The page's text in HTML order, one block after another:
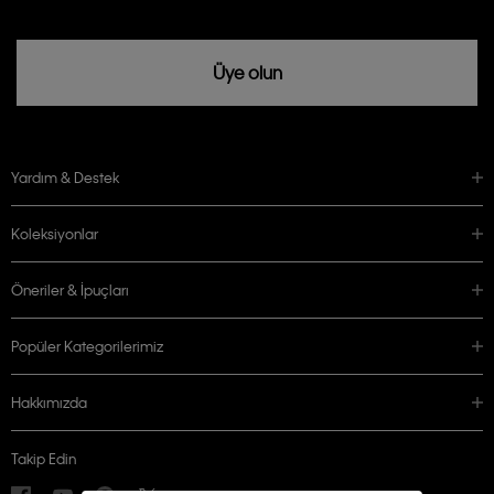
Üye olun
Yardım & Destek
Koleksiyonlar
Öneriler & İpuçları
Popüler Kategorilerimiz
Hakkımızda
Takip Edin